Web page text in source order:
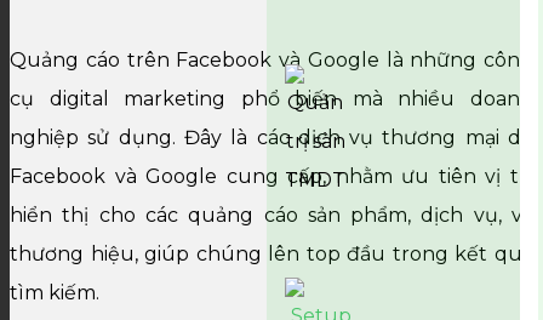
Quảng cáo trên Facebook và Google là những công
cụ digital marketing phổ biến mà nhiều doanh
nghiệp sử dụng. Đây là các dịch vụ thương mại do
Facebook và Google cung cấp, nhằm ưu tiên vị trí
hiển thị cho các quảng cáo sản phẩm, dịch vụ, và
thương hiệu, giúp chúng lên top đầu trong kết quả
tìm kiếm.